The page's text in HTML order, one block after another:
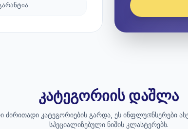
კატეგორიის დაშლა
ძირითადი კატეგორიების გარდა, ეს ინფლუয়েნსერები
სპეციალიზებული ნიშის კლასტერებს.